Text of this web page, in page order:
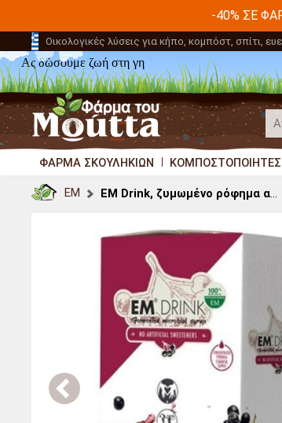
-40% ΣΕ
Οικολογικές λύσεις για κήπο, κομπόστ, σπίτι,
Ας δώσουμε ζωή στη γη
ΦΆΡΜΑ ΣΚΟΥΛΗΚΙΏΝ ΚΟΜΠΟΣΤΟΠΟΙΗΤΈΣ
EM EM Drink, ζυμωμένο ρόφημα αρώνιας 2 L